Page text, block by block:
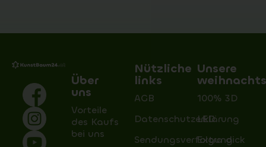
Über
uns
Vorteile
des Kaufs
bei uns
Nützliche
links
AGB
Datenschutzerklärung
Sendungsverfolgung
Unsere
100% 3D
LED
Extra dick